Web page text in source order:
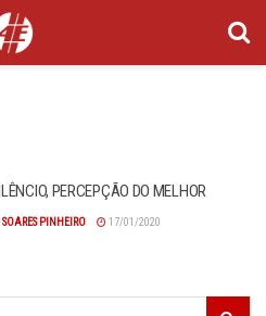
PERCEPÇÃO DO MELHOR
PINHEIRO 17/01/2020